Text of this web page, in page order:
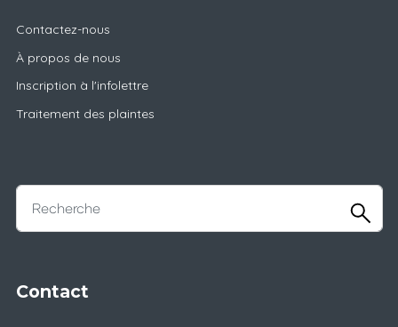
Contactez-nous
À propos de nous
Inscription à l'infolettre
Traitement des plaintes
Contact